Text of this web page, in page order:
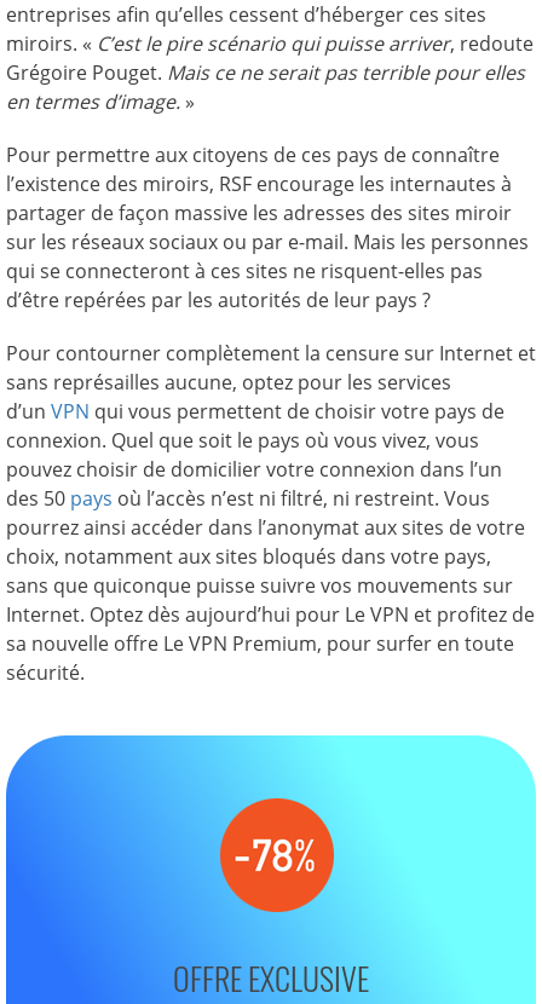
entreprises afin qu’elles cessent d’héberger ces sites
miroirs. « C’est le pire scénario qui puisse arriver, redoute
Grégoire Pouget. Mais ce ne serait pas terrible pour elles
en termes d’image. »
Pour permettre aux citoyens de ces pays de connaître
l’existence des miroirs, RSF encourage les internautes à
partager de façon massive les adresses des sites miroir
sur les réseaux sociaux ou par e-mail. Mais les personnes
qui se connecteront à ces sites ne risquent-elles pas
d’être repérées par les autorités de leur pays ?
Pour contourner complètement la censure sur Internet et
sans représailles aucune, optez pour les services
d’un VPN qui vous permettent de choisir votre pays de
connexion. Quel que soit le pays où vous vivez, vous
pouvez choisir de domicilier votre connexion dans l’un
des 50 pays où l’accès n’est ni filtré, ni restreint. Vous
pourrez ainsi accéder dans l’anonymat aux sites de votre
choix, notamment aux sites bloqués dans votre pays,
sans que quiconque puisse suivre vos mouvements sur
Internet. Optez dès aujourd’hui pour Le VPN et profitez de
sa nouvelle offre Le VPN Premium, pour surfer en toute
sécurité.
OFFRE EXCLUSIVE